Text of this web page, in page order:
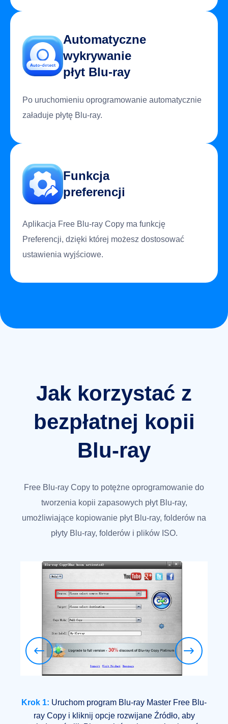
Automatyczne
wykrywanie
płyt Blu-ray
Po uruchomieniu oprogramowanie automatycznie
załaduje płytę Blu-ray.
Funkcja
preferencji
Aplikacja Free Blu-ray Copy ma funkcję
Preferencji, dzięki której możesz dostosować
ustawienia wyjściowe.
Jak korzystać z
bezpłatnej kopii
Blu-ray
Free Blu-ray Copy to potężne oprogramowanie do
tworzenia kopii zapasowych płyt Blu-ray,
umożliwiające kopiowanie płyt Blu-ray, folderów na
płyty Blu-ray, folderów i plików ISO.
Krok 1: Uruchom program Blu-ray Master Free Blu-
ray Copy i kliknij opcje rozwijane Źródło, aby